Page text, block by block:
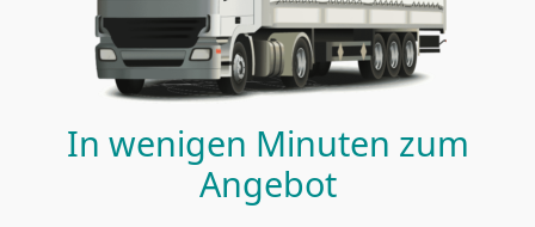
In wenigen Minuten zum
Angebot